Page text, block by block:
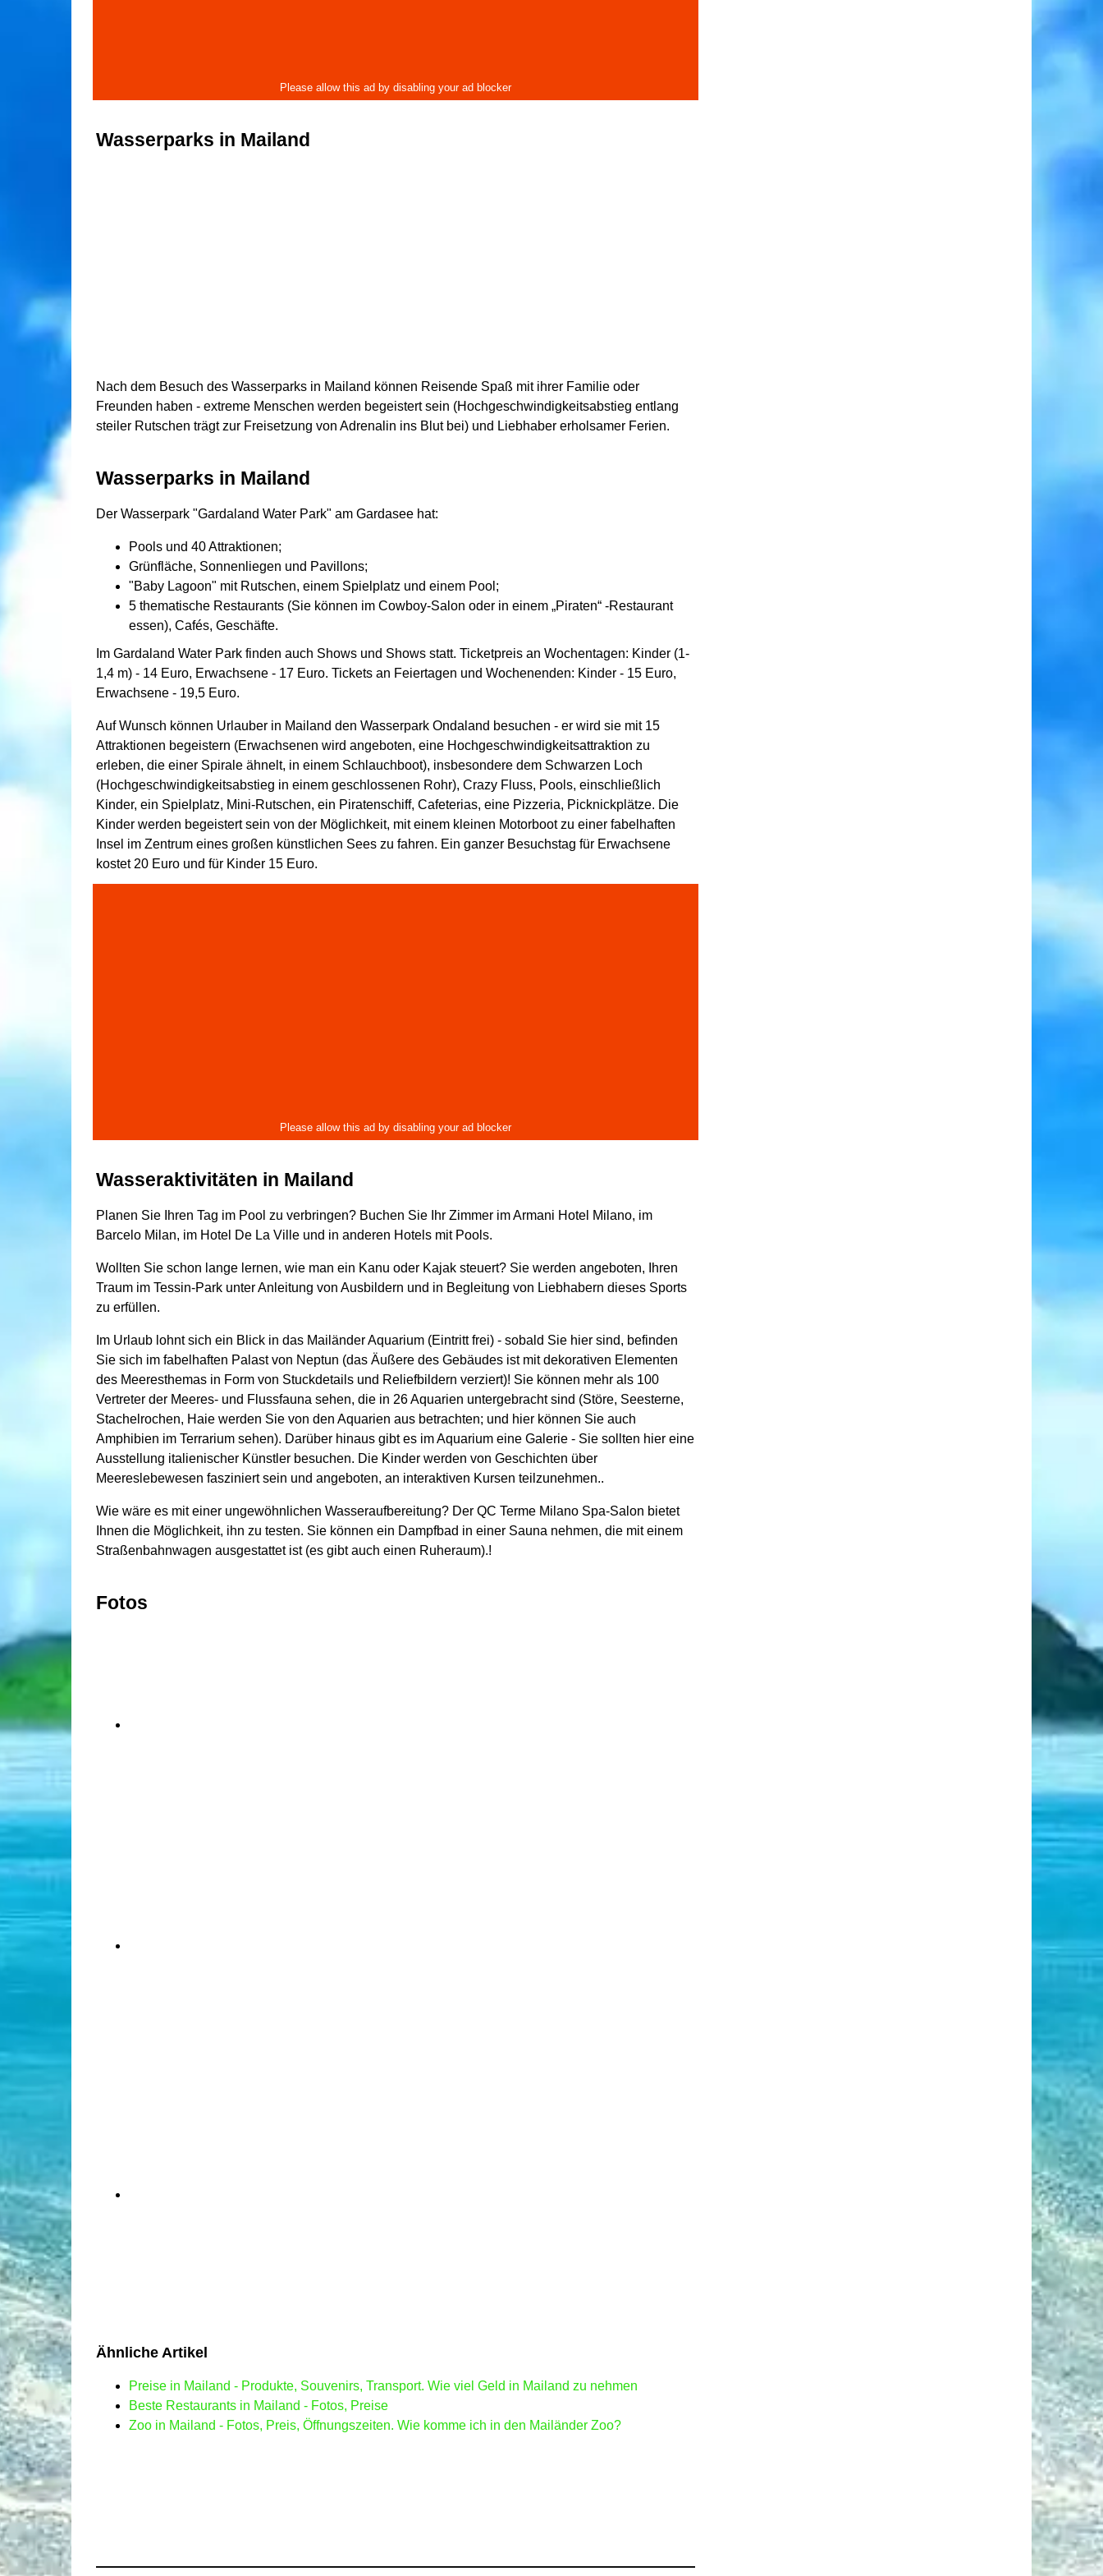
Wasserparks in Mailand
Nach dem Besuch des Wasserparks in Mailand können Reisende Spaß mit ihrer Familie oder
Freunden haben - extreme Menschen werden begeistert sein (Hochgeschwindigkeitsabstieg entlang
steiler Rutschen trägt zur Freisetzung von Adrenalin ins Blut bei) und Liebhaber erholsamer Ferien.
Wasserparks in Mailand
Der Wasserpark "Gardaland Water Park" am Gardasee hat:
Pools und 40 Attraktionen;
Grünfläche, Sonnenliegen und Pavillons;
"Baby Lagoon" mit Rutschen, einem Spielplatz und einem Pool;
5 thematische Restaurants (Sie können im Cowboy-Salon oder in einem „Piraten“ -Restaurant
essen), Cafés, Geschäfte.
Im Gardaland Water Park finden auch Shows und Shows statt. Ticketpreis an Wochentagen: Kinder (1-
1,4 m) - 14 Euro, Erwachsene - 17 Euro. Tickets an Feiertagen und Wochenenden: Kinder - 15 Euro,
Erwachsene - 19,5 Euro.
Auf Wunsch können Urlauber in Mailand den Wasserpark Ondaland besuchen - er wird sie mit 15
Attraktionen begeistern (Erwachsenen wird angeboten, eine Hochgeschwindigkeitsattraktion zu
erleben, die einer Spirale ähnelt, in einem Schlauchboot), insbesondere dem Schwarzen Loch
(Hochgeschwindigkeitsabstieg in einem geschlossenen Rohr), Crazy Fluss, Pools, einschließlich
Kinder, ein Spielplatz, Mini-Rutschen, ein Piratenschiff, Cafeterias, eine Pizzeria, Picknickplätze. Die
Kinder werden begeistert sein von der Möglichkeit, mit einem kleinen Motorboot zu einer fabelhaften
Insel im Zentrum eines großen künstlichen Sees zu fahren. Ein ganzer Besuchstag für Erwachsene
kostet 20 Euro und für Kinder 15 Euro.
Wasseraktivitäten in Mailand
Planen Sie Ihren Tag im Pool zu verbringen? Buchen Sie Ihr Zimmer im Armani Hotel Milano, im
Barcelo Milan, im Hotel De La Ville und in anderen Hotels mit Pools.
Wollten Sie schon lange lernen, wie man ein Kanu oder Kajak steuert? Sie werden angeboten, Ihren
Traum im Tessin-Park unter Anleitung von Ausbildern und in Begleitung von Liebhabern dieses Sports
zu erfüllen.
Im Urlaub lohnt sich ein Blick in das Mailänder Aquarium (Eintritt frei) - sobald Sie hier sind, befinden
Sie sich im fabelhaften Palast von Neptun (das Äußere des Gebäudes ist mit dekorativen Elementen
des Meeresthemas in Form von Stuckdetails und Reliefbildern verziert)! Sie können mehr als 100
Vertreter der Meeres- und Flussfauna sehen, die in 26 Aquarien untergebracht sind (Störe, Seesterne,
Stachelrochen, Haie werden Sie von den Aquarien aus betrachten; und hier können Sie auch
Amphibien im Terrarium sehen). Darüber hinaus gibt es im Aquarium eine Galerie - Sie sollten hier eine
Ausstellung italienischer Künstler besuchen. Die Kinder werden von Geschichten über
Meereslebewesen fasziniert sein und angeboten, an interaktiven Kursen teilzunehmen..
Wie wäre es mit einer ungewöhnlichen Wasseraufbereitung? Der QC Terme Milano Spa-Salon bietet
Ihnen die Möglichkeit, ihn zu testen. Sie können ein Dampfbad in einer Sauna nehmen, die mit einem
Straßenbahnwagen ausgestattet ist (es gibt auch einen Ruheraum).!
Fotos
Ähnliche Artikel
Preise in Mailand - Produkte, Souvenirs, Transport. Wie viel Geld in Mailand zu nehmen
Beste Restaurants in Mailand - Fotos, Preise
Zoo in Mailand - Fotos, Preis, Öffnungszeiten. Wie komme ich in den Mailänder Zoo?